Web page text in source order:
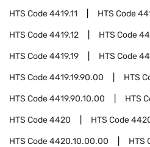
HTS Code4419.11 HTS Code
HTS Code4419.12 HTS Code
HTS Code4419.19 HTS Code
HTS Code4419.19.90.00 HTS
HTS Code4419.90.10.00 HTS
HTS Code4420 HTS Code
HTS Code4420.10.00.00 HTS